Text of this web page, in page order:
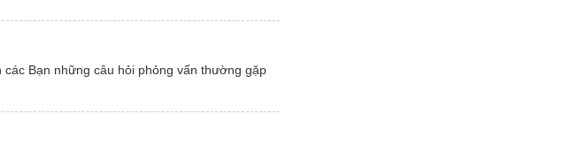
Bạn những câu hỏi phỏng vấn thường gặp